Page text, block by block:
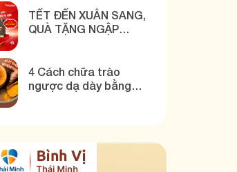
TẾT ĐẾN XUÂN SANG,
QUÀ TẶNG NGẬP
4 Cách chữa trào
ngược dạ dày bằng